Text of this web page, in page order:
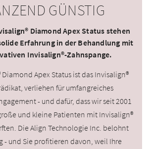
GÜNSTIG
Diamond Apex Status stehen
Erfahrung in der Behandlung mit
Invisalign®-Zahnspange.
Diamond Apex Status ist das Invisalign®
verliehen für umfangreiches
- und dafür, dass wir seit 2001
und kleine Patienten mit Invisalign®
Die Align Technologie Inc. belohnt
- und Sie profitieren davon, weil Ihre